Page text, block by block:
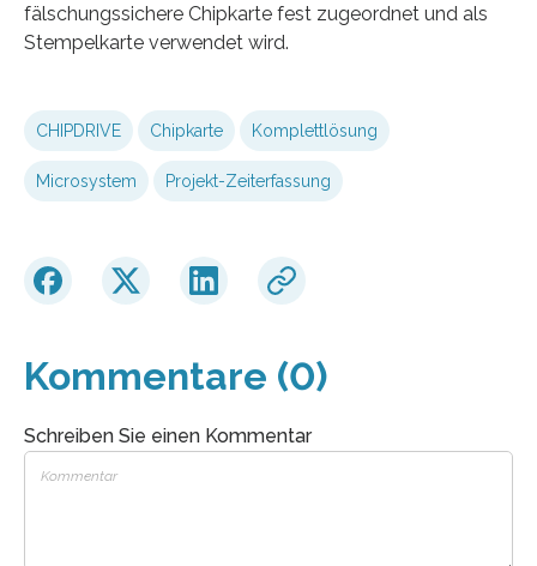
fälschungssichere Chipkarte fest zugeordnet und als
Stempelkarte verwendet wird.
CHIPDRIVE Chipkarte Komplettlösung
Microsystem Projekt-Zeiterfassung
Kommentare (0)
Schreiben Sie einen Kommentar